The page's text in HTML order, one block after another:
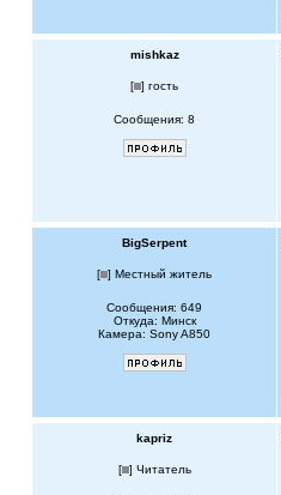
mishkaz
[ ] гость
Сообщения: 8
BigSerpent
[ ] Местный житель
Сообщения: 649
Откуда: Минск
Камера: Sony A850
kapriz
[ ] Читатель